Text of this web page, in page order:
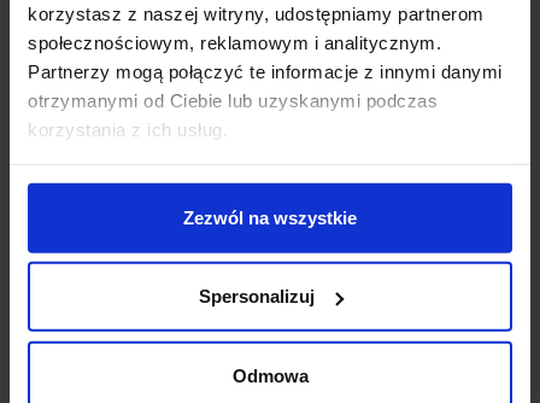
korzystasz z naszej witryny, udostępniamy partnerom
społecznościowym, reklamowym i analitycznym.
Partnerzy mogą połączyć te informacje z innymi danymi
otrzymanymi od Ciebie lub uzyskanymi podczas
korzystania z ich usług.
Zezwól na wszystkie
Spersonalizuj
Odmowa
Sposób montażu ściana
Producent: Aqform
Gwarancja: 5lat
Dodatkowe informacje:
Produkt przygotowywany na indywidualne
zamówienie. Zgodnie z regulaminem sklepu tego
Zawiera zintegrowane źródło światła.
Szczegóły produktu